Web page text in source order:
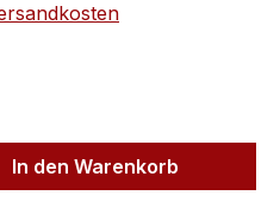
den
In den Warenkorb